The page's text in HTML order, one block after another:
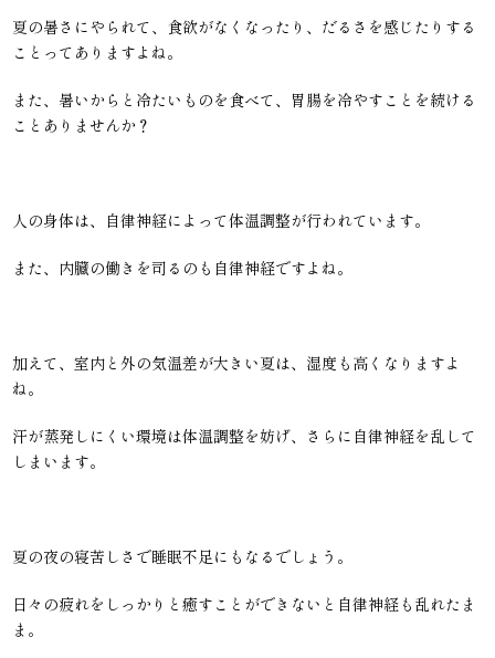
夏の暑さにやられて、食欲がなくなったり、だるさを感じたりする
ことってありますよね。
また、暑いからと冷たいものを食べて、胃腸を冷やすことを続ける
ことありませんか？
人の身体は、自律神経によって体温調整が行われています。
また、内臓の働きを司るのも自律神経ですよね。
加えて、室内と外の気温差が大きい夏は、湿度も高くなりますよ
ね。
汗が蒸発しにくい環境は体温調整を妨げ、さらに自律神経を乱して
しまいます。
夏の夜の寝苦しさで睡眠不足にもなるでしょう。
日々の疲れをしっかりと癒すことができないと自律神経も乱れたま
ま。